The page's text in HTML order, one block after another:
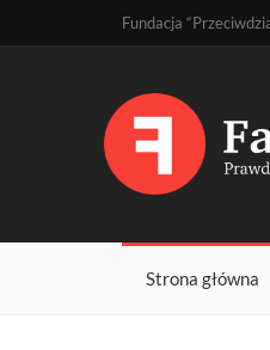
Fundacja
Strona główna